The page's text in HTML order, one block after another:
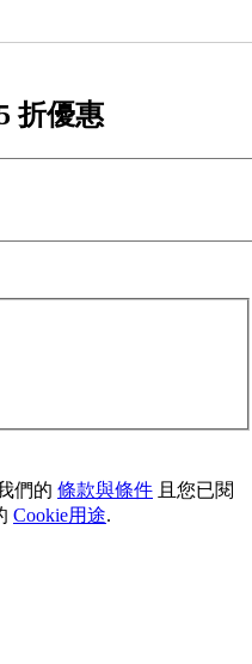
折優惠
們的 條款與條件 且您已閱
Cookie用途.